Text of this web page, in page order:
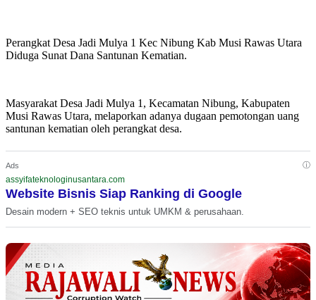
Perangkat Desa Jadi Mulya 1 Kec Nibung Kab Musi Rawas Utara
Diduga Sunat Dana Santunan Kematian.
Masyarakat Desa Jadi Mulya 1, Kecamatan Nibung, Kabupaten
Musi Rawas Utara, melaporkan adanya dugaan pemotongan uang
santunan kematian oleh perangkat desa.
Ads ⓘ
assyifateknologinusantara.com
Website Bisnis Siap Ranking di Google
Desain modern + SEO teknis untuk UMKM & perusahaan.